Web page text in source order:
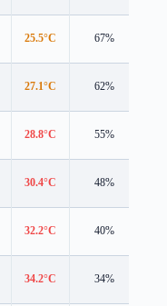
25.5°C 67%
27.1°C 62%
28.8°C 55%
30.4°C 48%
32.2°C 40%
34.2°C 34%